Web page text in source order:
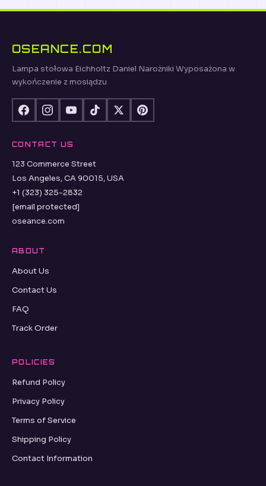
OSEANCE.COM
Lampa stołowa Eichholtz Daniel Narożniki Wyposażona w
wykończenie z mosiądzu
CONTACT US
123 Commerce Street
Los Angeles, CA 90015, USA
+1 (323) 325-2832
[email protected]
oseance.com
ABOUT
About Us
Contact Us
FAQ
Track Order
POLICIES
Refund Policy
Privacy Policy
Terms of Service
Shipping Policy
Contact Information